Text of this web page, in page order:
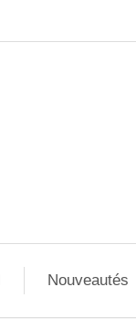
Nouveautés